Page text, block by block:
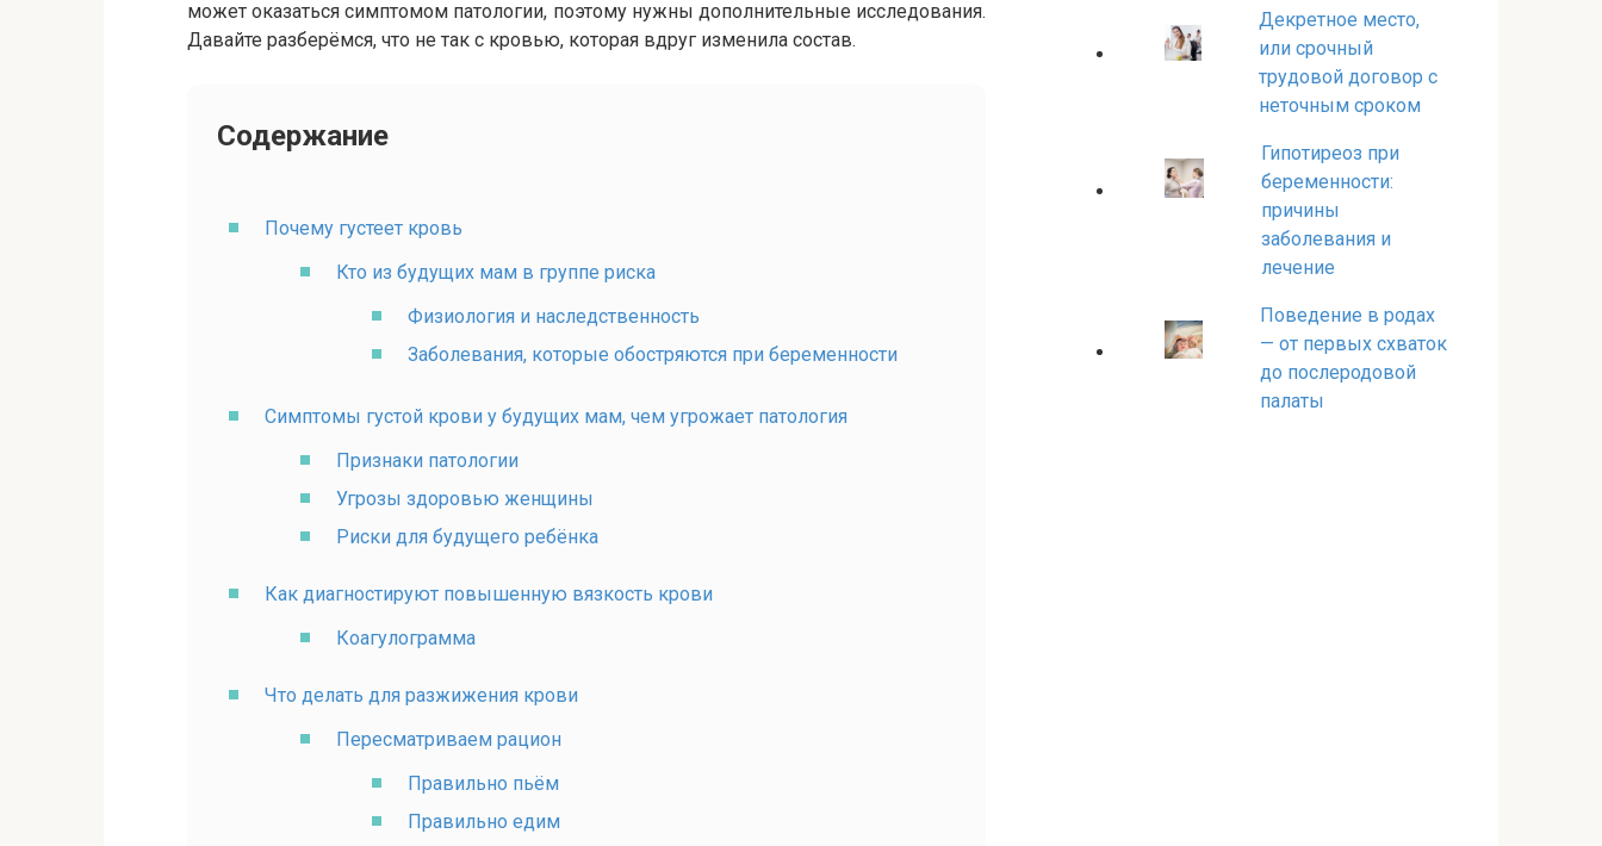
может оказаться симптомом патологии, поэтому нужны дополнительные исследования.
Давайте разберёмся, что не так с кровью, которая вдруг изменила состав.
Содержание
Почему густеет кровь
Кто из будущих мам в группе риска
Физиология и наследственность
Заболевания, которые обостряются при беременности
Симптомы густой крови у будущих мам, чем угрожает патология
Признаки патологии
Угрозы здоровью женщины
Риски для будущего ребёнка
Как диагностируют повышенную вязкость крови
Коагулограмма
Что делать для разжижения крови
Пересматриваем рацион
Правильно пьём
Правильно едим
Декретное место,
или срочный
трудовой договор с
неточным сроком
Гипотиреоз при
беременности:
причины
заболевания и
лечение
Поведение в родах
— от первых схваток
до послеродовой
палаты